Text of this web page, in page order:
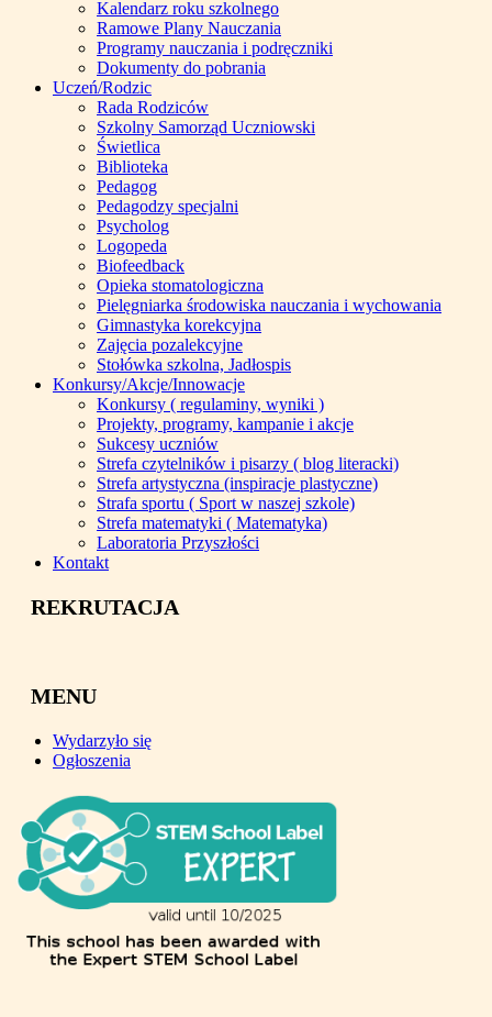
Kalendarz roku szkolnego
Ramowe Plany Nauczania
Programy nauczania i podręczniki
Dokumenty do pobrania
Uczeń/Rodzic
Rada Rodziców
Szkolny Samorząd Uczniowski
Świetlica
Biblioteka
Pedagog
Pedagodzy specjalni
Psycholog
Logopeda
Biofeedback
Opieka stomatologiczna
Pielęgniarka środowiska nauczania i wychowania
Gimnastyka korekcyjna
Zajęcia pozalekcyjne
Stołówka szkolna, Jadłospis
Konkursy/Akcje/Innowacje
Konkursy ( regulaminy, wyniki )
Projekty, programy, kampanie i akcje
Sukcesy uczniów
Strefa czytelników i pisarzy ( blog literacki)
Strefa artystyczna (inspiracje plastyczne)
Strafa sportu ( Sport w naszej szkole)
Strefa matematyki ( Matematyka)
Laboratoria Przyszłości
Kontakt
REKRUTACJA
MENU
Wydarzyło się
Ogłoszenia